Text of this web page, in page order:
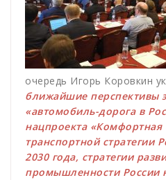
очередь Игорь Коровкин
ближайшие перспективы
«автомобиль-дорога в
нацпроекта «Комфортная
транспортной стратегии
2030 года, стратегии
промышленности России